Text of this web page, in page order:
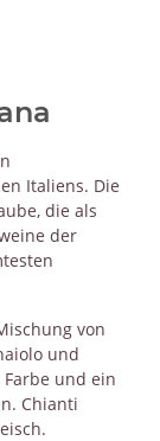
Italiens. Die
die als
der
von
und
und ein
Chianti